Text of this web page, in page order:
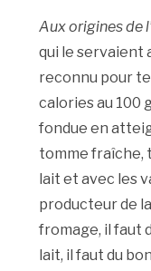
Aux origines de
qui le servaient
reconnu pour
calories au 100
fondue en
tomme fraîche,
lait et avec les
producteur de
fromage, il faut
lait, il faut du